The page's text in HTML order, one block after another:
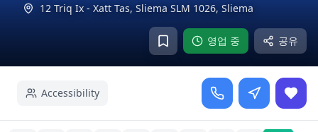
영업 중 공유
12 Triq Ix - Xatt Tas, Sliema SLM 1026, Sliema
Accessibility